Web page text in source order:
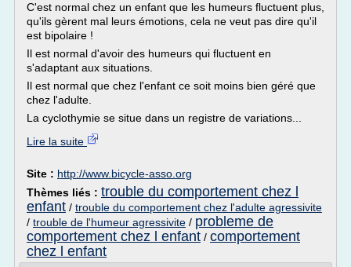
C'est normal chez un enfant que les humeurs fluctuent plus,
qu'ils gèrent mal leurs émotions, cela ne veut pas dire qu'il
est bipolaire !
Il est normal d'avoir des humeurs qui fluctuent en
s'adaptant aux situations.
Il est normal que chez l'enfant ce soit moins bien géré que
chez l'adulte.
La cyclothymie se situe dans un registre de variations...
Lire la suite
Site : http://www.bicycle-asso.org
Thèmes liés : trouble du comportement chez l
enfant / trouble du comportement chez l'adulte agressivite
/ trouble de l'humeur agressivite / probleme de
comportement chez l enfant / comportement
chez l enfant